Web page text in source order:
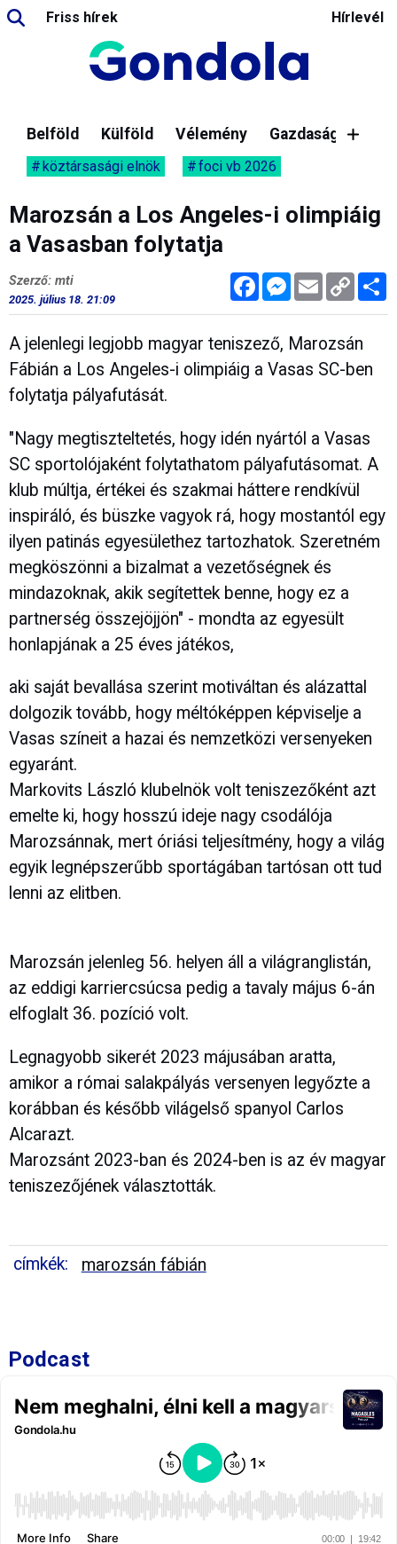
Friss hírek Hírlevél
Belföld Külföld Vélemény Gazdaság
köztársasági elnök foci vb 2026
Marozsán a Los Angeles-i olimpiáig
a Vasasban folytatja
FacebookMessenger
Email Copy
Link
Szerző: mti
2025. július 18. 21:09
A jelenlegi legjobb magyar teniszező, Marozsán
Fábián a Los Angeles-i olimpiáig a Vasas SC-ben
folytatja pályafutását.
"Nagy megtiszteltetés, hogy idén nyártól a Vasas
SC sportolójaként folytathatom pályafutásomat. A
klub múltja, értékei és szakmai háttere rendkívül
inspiráló, és büszke vagyok rá, hogy mostantól egy
ilyen patinás egyesülethez tartozhatok. Szeretném
megköszönni a bizalmat a vezetőségnek és
mindazoknak, akik segítettek benne, hogy ez a
partnerség összejöjjön" - mondta az egyesült
honlapjának a 25 éves játékos,
aki saját bevallása szerint motiváltan és alázattal
dolgozik tovább, hogy méltóképpen képviselje a
Vasas színeit a hazai és nemzetközi versenyeken
egyaránt.
Markovits László klubelnök volt teniszezőként azt
emelte ki, hogy hosszú ideje nagy csodálója
Marozsánnak, mert óriási teljesítmény, hogy a világ
egyik legnépszerűbb sportágában tartósan ott tud
lenni az elitben.
Marozsán jelenleg 56. helyen áll a világranglistán,
az eddigi karriercsúcsa pedig a tavaly május 6-án
elfoglalt 36. pozíció volt.
Legnagyobb sikerét 2023 májusában aratta,
amikor a római salakpályás versenyen legyőzte a
korábban és később világelső spanyol Carlos
Alcarazt.
Marozsánt 2023-ban és 2024-ben is az év magyar
teniszezőjének választották.
címkék: marozsán fábián
Podcast